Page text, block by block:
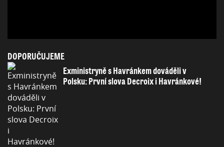
DOPORUČUJEME
Exministryně s Havránkem dováděli v
Polsku: První slova Decroix i Havránkové!